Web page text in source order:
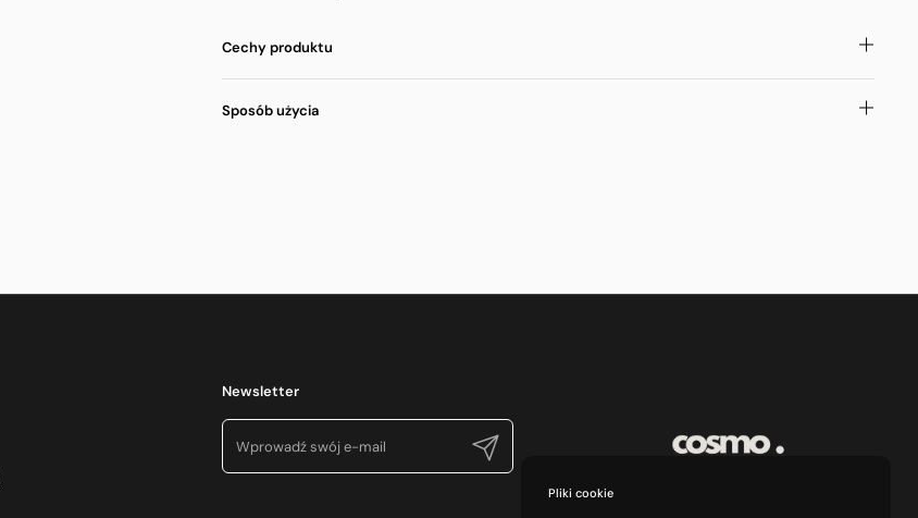
Cechy produktu
Sposób użycia
Newsletter
Prześlij
Pliki cookie